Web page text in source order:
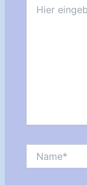
eingeben…